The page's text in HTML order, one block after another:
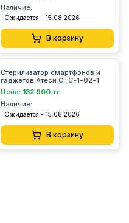
Наличие:
Ожидается - 15.08.2026
В корзину
Стерилизатор смартфонов и
гаджетов Атеси СТС-1-02-1
Цена: 132 900 тг
Наличие:
Ожидается - 15.08.2026
В корзину